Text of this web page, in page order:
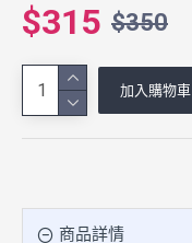
$315 $350
加入購物車
商品詳情